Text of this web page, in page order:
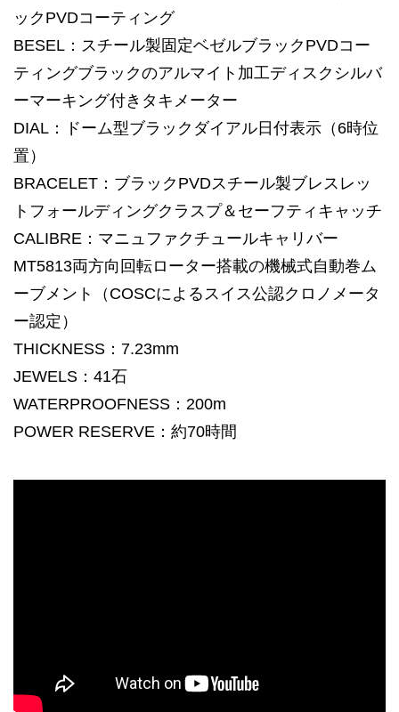
ックPVDコーティング
BESEL：スチール製固定ベゼルブラックPVDコー
ティングブラックのアルマイト加工ディスクシルバ
ーマーキング付きタキメーター
DIAL：ドーム型ブラックダイアル日付表示（6時位
置）
BRACELET：ブラックPVDスチール製ブレスレッ
トフォールディングクラスプ＆セーフティキャッチ
CALIBRE：マニュファクチュールキャリバー
MT5813両方向回転ローター搭載の機械式自動巻ム
ーブメント（COSCによるスイス公認クロノメータ
ー認定）
THICKNESS：7.23mm
JEWELS：41石
WATERPROOFNESS：200m
POWER RESERVE：約70時間